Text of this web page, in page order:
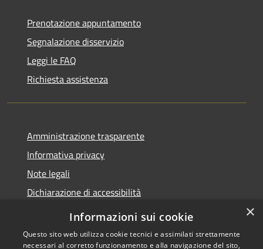
Prenotazione appuntamento
Segnalazione disservizio
Leggi le FAQ
Richiesta assistenza
Amministrazione trasparente
Informativa privacy
Note legali
Dichiarazione di accessibilità
×
Informazioni sui cookie
Questo sito web utilizza cookie tecnici e assimilati strettamente
necessari al corretto funzionamento e alla navigazione del sito,